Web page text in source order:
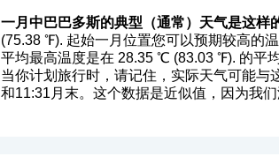
一月中巴巴多斯的典型（通常）天气是这样
(75.38 ℉). 起始一月位置您可以预期较高的
平均最高温度是在 28.35 ℃ (83.03 ℉). 的平
当你计划旅行时，请记住，实际天气可能
和11:31月末。这个数据是近似值，因为我们